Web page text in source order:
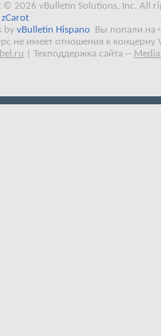
© 2026 vBulletin Solutions, Inc. All
zCarot
by vBulletin Hispano
Вы попали на
не имеет отношения к концерну
Техподдержка сайта --